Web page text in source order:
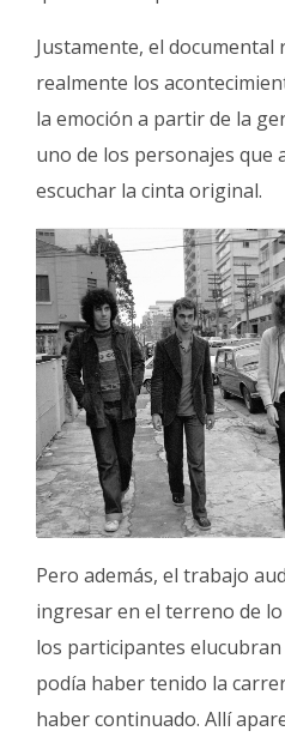
Justamente, el documental
realmente los
la emoción a partir de la
uno de los personajes
escuchar la cinta original.
Pero además, el trabajo
ingresar en el terreno de
los participantes
podía haber tenido la
haber continuado. Allí